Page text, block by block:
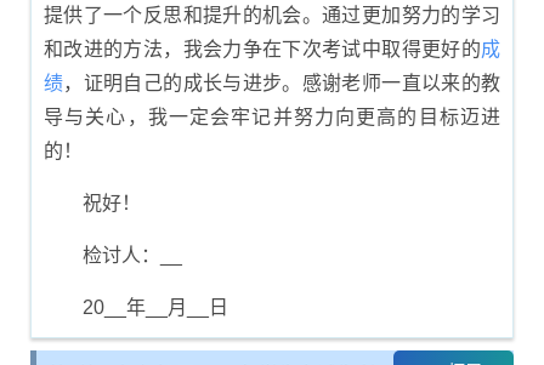
提供了一个反思和提升的机会。通过更加努力的学习
和改进的方法，我会力争在下次考试中取得更好的成
绩，证明自己的成长与进步。感谢老师一直以来的教
导与关心，我一定会牢记并努力向更高的目标迈进
的！
祝好！
检讨人：__
20__年__月__日